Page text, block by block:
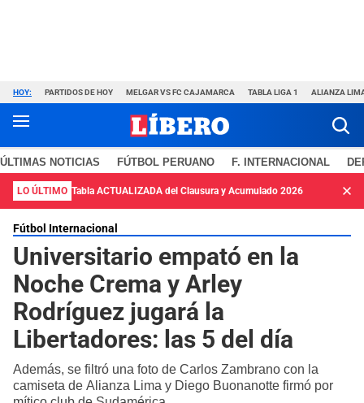
HOY: PARTIDOS DE HOY MELGAR VS FC CAJAMARCA TABLA LIGA 1 ALIANZA
ÚLTIMAS NOTICIAS FÚTBOL PERUANO F. INTERNACIONAL
LO ÚLTIMO Tabla ACTUALIZADA del Clausura y Acumulado 2026
Fútbol Internacional
Universitario empató en la
Noche Crema y Arley
Rodríguez jugará la
Libertadores: las 5 del día
Además, se filtró una foto de Carlos Zambrano con la
camiseta de Alianza Lima y Diego Buonanotte firmó por